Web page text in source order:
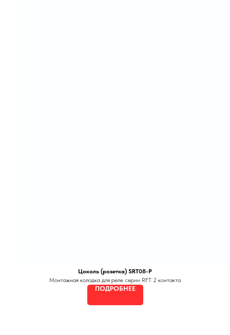
Цоколь (розетка) SRT08-P
Монтажная колодка для реле серии RFT 2 контакта
ПОДРОБНЕЕ